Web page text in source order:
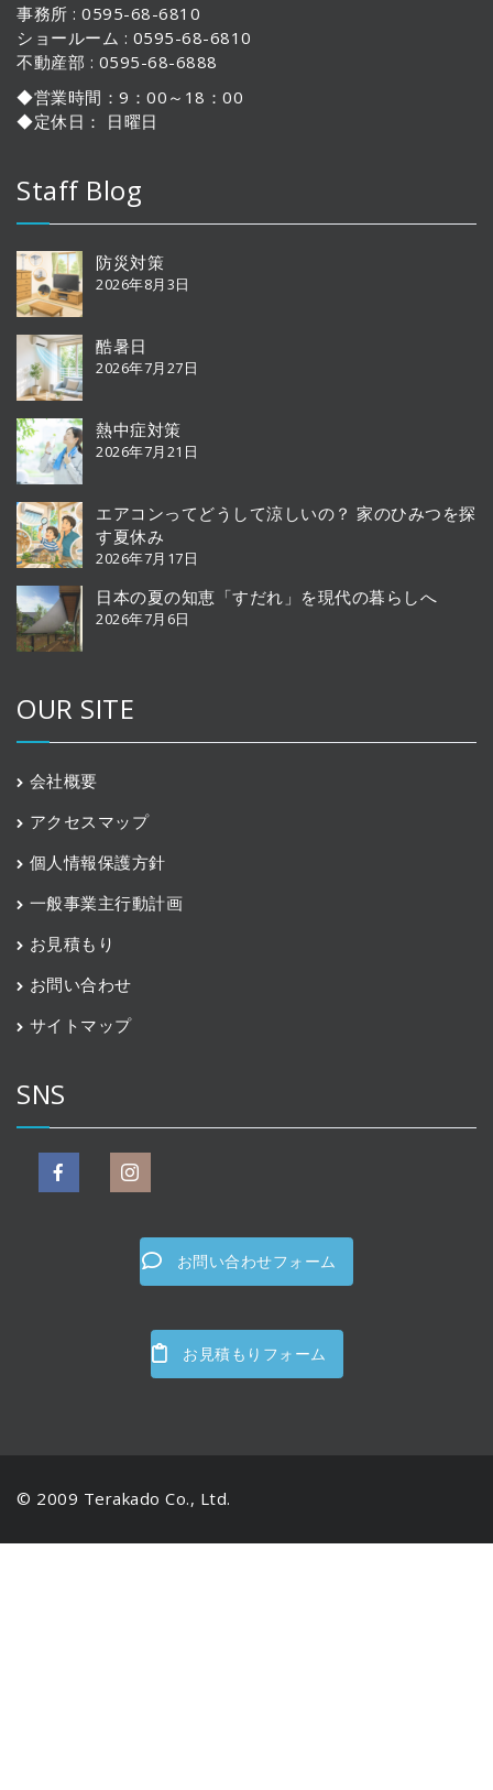
事務所 : 0595-68-6810
ショールーム : 0595-68-6810
不動産部 : 0595-68-6888
◆営業時間：9：00～18：00
◆定休日： 日曜日
Staff Blog
防災対策
2026年8月3日
酷暑日
2026年7月27日
熱中症対策
2026年7月21日
エアコンってどうして涼しいの？ 家のひみつを探
す夏休み
2026年7月17日
日本の夏の知恵「すだれ」を現代の暮らしへ
2026年7月6日
OUR SITE
会社概要
アクセスマップ
個人情報保護方針
一般事業主行動計画
お見積もり
お問い合わせ
サイトマップ
SNS
お問い合わせフォーム
お見積もりフォーム
© 2009 Terakado Co., Ltd.